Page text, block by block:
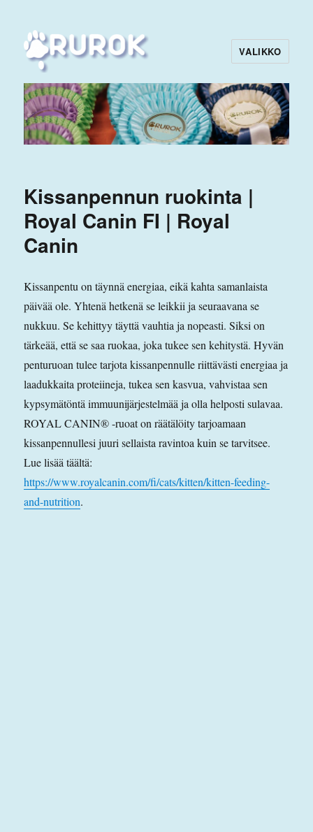
Rurok
VALIKKO
Kissanpennun ruokinta |
Royal Canin FI | Royal
Canin
Kissanpentu on täynnä energiaa, eikä kahta samanlaista
päivää ole. Yhtenä hetkenä se leikkii ja seuraavana se
nukkuu. Se kehittyy täyttä vauhtia ja nopeasti. Siksi on
tärkeää, että se saa ruokaa, joka tukee sen kehitystä. Hyvän
penturuoan tulee tarjota kissanpennulle riittävästi energiaa ja
laadukkaita proteiineja, tukea sen kasvua, vahvistaa sen
kypsymätöntä immuunijärjestelmää ja olla helposti sulavaa.
ROYAL CANIN® -ruoat on räätälöity tarjoamaan
kissanpennullesi juuri sellaista ravintoa kuin se tarvitsee.
Lue lisää täältä:
https://www.royalcanin.com/fi/cats/kitten/kitten-feeding-
and-nutrition.